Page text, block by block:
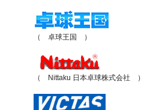
（ 卓球王国 ）
（ Nittaku 日本卓球株式会社 ）